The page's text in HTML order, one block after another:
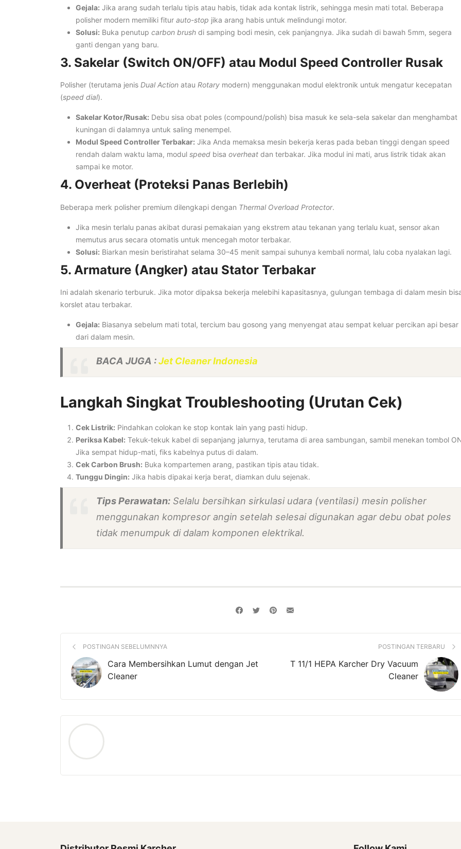
Gejala: Jika arang sudah terlalu tipis atau habis, tidak ada kontak listrik, sehingga mesin mati total. Beberapa
polisher modern memiliki fitur auto-stop jika arang habis untuk melindungi motor.
Solusi: Buka penutup carbon brush di samping bodi mesin, cek panjangnya. Jika sudah di bawah 5mm, segera
ganti dengan yang baru.
3. Sakelar (Switch ON/OFF) atau Modul Speed Controller Rusak
Polisher (terutama jenis Dual Action atau Rotary modern) menggunakan modul elektronik untuk mengatur kecepatan
(speed dial).
Sakelar Kotor/Rusak: Debu sisa obat poles (compound/polish) bisa masuk ke sela-sela sakelar dan menghambat
kuningan di dalamnya untuk saling menempel.
Modul Speed Controller Terbakar: Jika Anda memaksa mesin bekerja keras pada beban tinggi dengan speed
rendah dalam waktu lama, modul speed bisa overheat dan terbakar. Jika modul ini mati, arus listrik tidak akan
sampai ke motor.
4. Overheat (Proteksi Panas Berlebih)
Beberapa merk polisher premium dilengkapi dengan Thermal Overload Protector.
Jika mesin terlalu panas akibat durasi pemakaian yang ekstrem atau tekanan yang terlalu kuat, sensor akan
memutus arus secara otomatis untuk mencegah motor terbakar.
Solusi: Biarkan mesin beristirahat selama 30–45 menit sampai suhunya kembali normal, lalu coba nyalakan lagi.
5. Armature (Angker) atau Stator Terbakar
Ini adalah skenario terburuk. Jika motor dipaksa bekerja melebihi kapasitasnya, gulungan tembaga di dalam mesin
korslet atau terbakar.
Gejala: Biasanya sebelum mati total, tercium bau gosong yang menyengat atau sempat keluar percikan api besar
dari dalam mesin.
BACA JUGA :Jet Cleaner Indonesia
Langkah Singkat Troubleshooting (Urutan Cek)
Cek Listrik: Pindahkan colokan ke stop kontak lain yang pasti hidup.
Periksa Kabel: Tekuk-tekuk kabel di sepanjang jalurnya, terutama di area sambungan, sambil menekan tombol
Jika sempat hidup-mati, fiks kabelnya putus di dalam.
Cek Carbon Brush: Buka kompartemen arang, pastikan tipis atau tidak.
Tunggu Dingin: Jika habis dipakai kerja berat, diamkan dulu sejenak.
Tips Perawatan:Selalu bersihkan sirkulasi udara (ventilasi) mesin polisher
menggunakan kompresor angin setelah selesai digunakan agar debu obat poles
tidak menumpuk di dalam komponen elektrikal.
POSTINGAN SEBELUMNNYA
Cara Membersihkan Lumut dengan Jet
Cleaner
POSTINGAN TERBARU
T 11/1 HEPA Karcher Dry Vacuum
Cleaner